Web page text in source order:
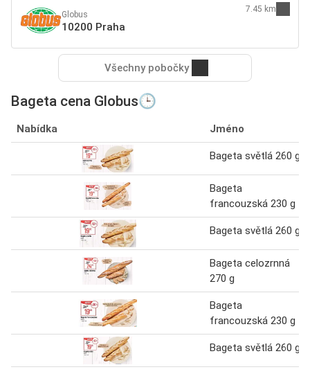
Globus
10200 Praha
7.45 km
Všechny pobočky
Bageta cena Globus🕒
Nabídka Jméno
Bageta světlá 260 g
Bageta
francouzská 230 g
Bageta světlá 260 g
Bageta celozrnná
270 g
Bageta
francouzská 230 g
Bageta světlá 260 g